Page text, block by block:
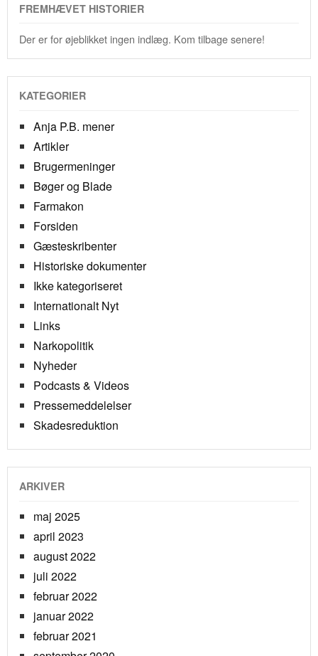
FREMHÆVET HISTORIER
Der er for øjeblikket ingen indlæg. Kom tilbage senere!
KATEGORIER
Anja P.B. mener
Artikler
Brugermeninger
Bøger og Blade
Farmakon
Forsiden
Gæsteskribenter
Historiske dokumenter
Ikke kategoriseret
Internationalt Nyt
Links
Narkopolitik
Nyheder
Podcasts & Videos
Pressemeddelelser
Skadesreduktion
ARKIVER
maj 2025
april 2023
august 2022
juli 2022
februar 2022
januar 2022
februar 2021